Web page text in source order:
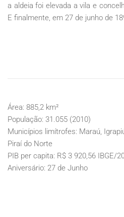
a aldeia foi elevada a vila e
E finalmente, em 27 de junho de
Área: 885,2 km²
População: 31.055 (2010)
Municípios limítrofes: Maraú,
Piraí do Norte
PIB per capita: R$ 3 920,56 IBGE/
Aniversário: 27 de Junho